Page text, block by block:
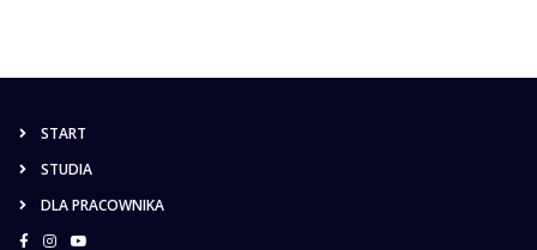
START
STUDIA
DLA PRACOWNIKA